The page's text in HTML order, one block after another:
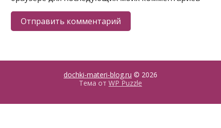
dochki-materi-blog.ru © 2026
Тема от WP Puzzle